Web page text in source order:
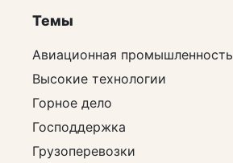
Темы
Авиационная промышленность
Высокие технологии
Горное дело
Господдержка
Грузоперевозки